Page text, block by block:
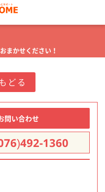
まかせください！
どる
問い合わせ
1360